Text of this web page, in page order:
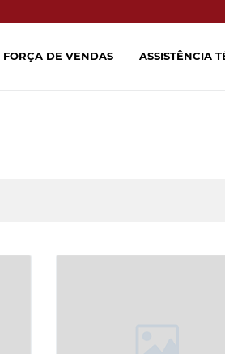
FORÇA DE VENDAS ASSISTÊNCIA